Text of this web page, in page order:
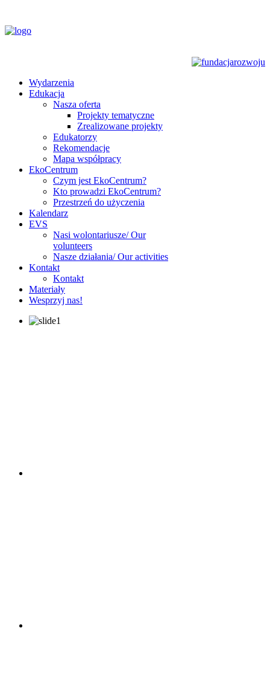
Wydarzenia
Edukacja
Nasza oferta
Projekty tematyczne
Zrealizowane projekty
Edukatorzy
Rekomendacje
Mapa współpracy
EkoCentrum
Czym jest EkoCentrum?
Kto prowadzi EkoCentrum?
Przestrzeń do użyczenia
Kalendarz
EVS
Nasi wolontariusze/ Our
volunteers
Nasze działania/ Our activities
Kontakt
Kontakt
Materiały
Wesprzyj nas!